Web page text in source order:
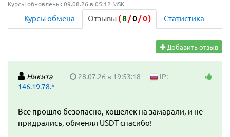
Курсы обновлены: 09.08.26 в 05:12 MSK
Курсы обмена Отзывы (8/0/0) Статистика
Добавить отзыв
Никита 28.07.26 в 19:53:18
IP:
146.19.78.*
Все прошло безопасно, кошелек на замарали, и не
придрались, обменял USDT спасибо!